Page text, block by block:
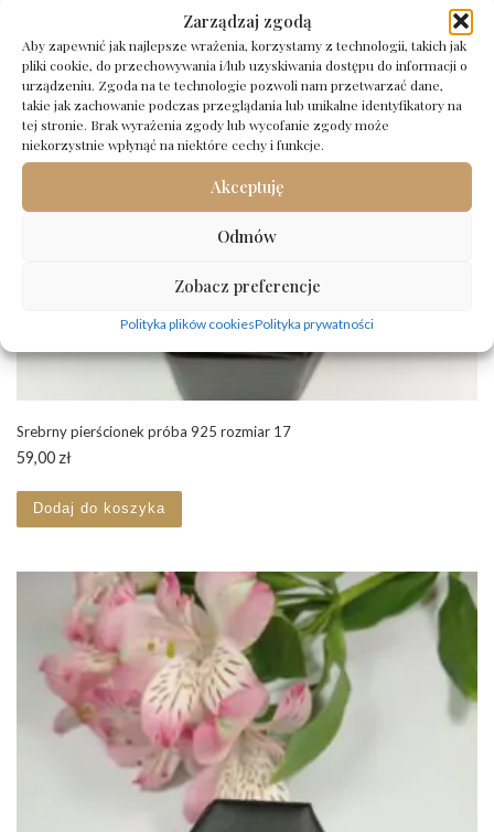
Zarządzaj zgodą
Aby zapewnić jak najlepsze wrażenia, korzystamy z technologii, takich jak
pliki cookie, do przechowywania i/lub uzyskiwania dostępu do informacji o
urządzeniu. Zgoda na te technologie pozwoli nam przetwarzać dane,
takie jak zachowanie podczas przeglądania lub unikalne identyfikatory na
tej stronie. Brak wyrażenia zgody lub wycofanie zgody może
niekorzystnie wpłynąć na niektóre cechy i funkcje.
Akceptuję
Odmów
Zobacz preferencje
Polityka plików cookiesPolityka prywatności
Srebrny pierścionek próba 925 rozmiar 17
59,00 zł
Dodaj do koszyka